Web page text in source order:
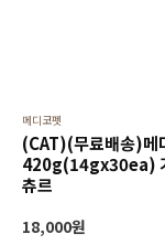
메디코펫
(CAT)(무료배송)메
420g(14gx30ea)
츄르
18,000원